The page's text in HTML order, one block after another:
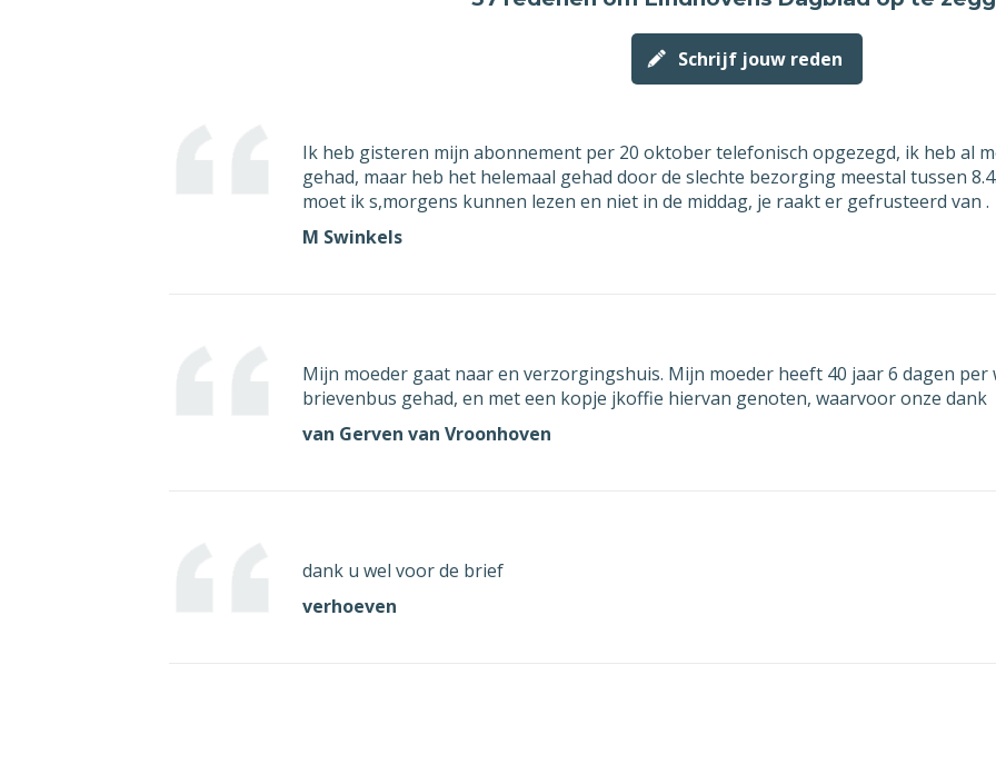
[geslacht] [voornaam] [achternaam]
Schrijf jouw reden
Ik heb gisteren mijn abonnement per 20 oktober telefonisch opgezegd, ik heb al
gehad, maar heb het helemaal gehad door de slechte bezorging meestal tussen
moet ik s,morgens kunnen lezen en niet in de middag, je raakt er gefrusteerd van .
M Swinkels
Mijn moeder gaat naar en verzorgingshuis. Mijn moeder heeft 40 jaar 6 dagen per
brievenbus gehad, en met een kopje jkoffie hiervan genoten, waarvoor onze dank
van Gerven van Vroonhoven
dank u wel voor de brief
verhoeven